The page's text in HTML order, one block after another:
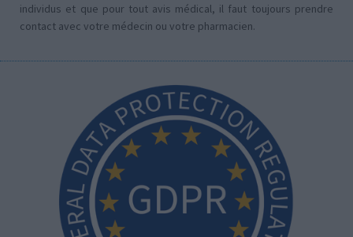
individus et que pour tout avis médical, il faut toujours prendre
contact avec votre médecin ou votre pharmacien.